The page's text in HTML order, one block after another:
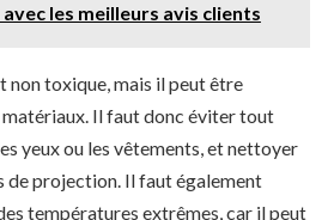
les meilleurs avis clients
non toxique, mais il peut être
Il faut donc éviter tout
yeux ou les vêtements, et nettoyer
de projection. Il faut également
températures extrêmes, car il peut